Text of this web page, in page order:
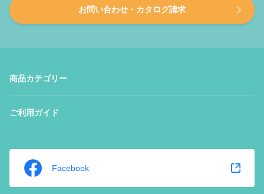
お問い合わせ・カタログ請求
商品カテゴリー
ご利用ガイド
Facebook